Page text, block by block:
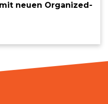
neuen Organized-